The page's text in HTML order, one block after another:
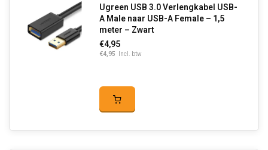
Ugreen USB 3.0 Verlengkabel USB-
A Male naar USB-A Female – 1,5
meter – Zwart
€4,95
€4,95 Incl. btw